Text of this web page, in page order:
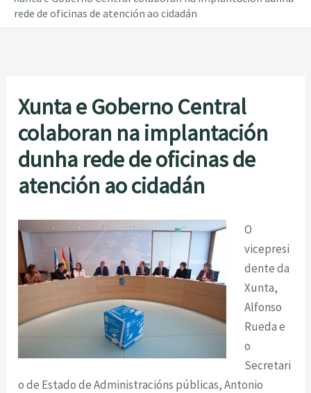
rede de oficinas de atención ao cidadán
Xunta e Goberno Central
colaboran na implantación
dunha rede de oficinas de
atención ao cidadán
O
vicepresi
dente da
Xunta,
Alfonso
Rueda e
o
Secretari
o de Estado de Administracións públicas, Antonio